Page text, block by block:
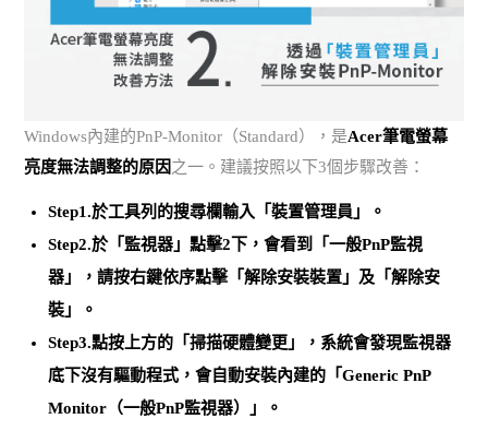
Windows內建的PnP-Monitor（Standard），是Acer筆電螢幕
亮度無法調整的原因之一。建議按照以下3個步驟改善：
Step1.於工具列的搜尋欄輸入「裝置管理員」。
Step2.於「監視器」點擊2下，會看到「一般PnP監視
器」，請按右鍵依序點擊「解除安裝裝置」及「解除安
裝」。
Step3.點按上方的「掃描硬體變更」，系統會發現監視器
底下沒有驅動程式，會自動安裝內建的「Generic PnP
Monitor（一般PnP監視器）」
。